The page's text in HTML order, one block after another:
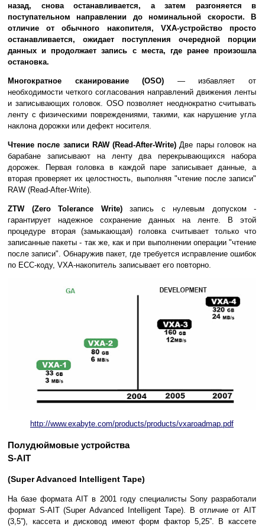
назад, снова останавливается, а затем разгоняется в
поступательном направлении до номинальной скорости. В
отличие от обычного накопителя, VXA-устройство просто
останавливается, ожидает поступления очередной порции
данных и продолжает запись с места, где ранее произошла
остановка.
Многократное сканирование (OSO) — избавляет от
необходимости четкого согласования направлений движения ленты
и записывающих головок. OSO позволяет неоднократно считывать
ленту с физическими повреждениями, такими, как нарушение угла
наклона дорожки или дефект носителя.
Чтение после записи RAW (Read-After-Write) Две пары головок на
барабане записывают на ленту два перекрывающихся набора
дорожек. Первая головка в каждой паре записывает данные, а
вторая проверяет их целостность, выполняя "чтение после записи"
RAW (Read-After-Write).
ZTW (Zero Tolerance Write)запись с нулевым допуском -
гарантирует надежное сохранение данных на ленте. В этой
процедуре вторая (замыкающая) головка считывает только что
записанные пакеты - так же, как и при выполнении операции "чтение
после записи". Обнаружив пакет, где требуется исправление ошибок
по ECC-коду, VXA-накопитель записывает его повторно.
http://www.exabyte.com/products/products/vxaroadmap.pdf
Полудюймовые устройства
S-AIT
(Super Advanced Intelligent Tape)
На базе формата AIT в 2001 году специалисты Sony разработали
формат S-AIT (Super Advanced Intelligent Tape). В отличие от AIT
(3,5”), кассета и дисковод имеют форм фактор 5,25”. В кассете